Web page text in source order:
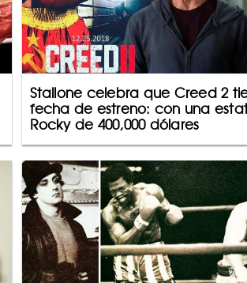
Stallone celebra que Creed 2
fecha de estreno: con una
Rocky de 400,000 dólares